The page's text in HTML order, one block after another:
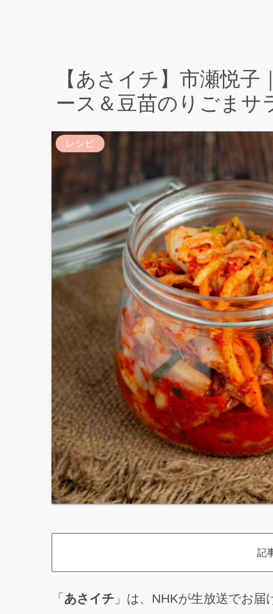
【あさイチ】市瀬悦
ース＆豆苗のりごまサ
レシピ
記
「 あさイチ 」は、NHKが生放送でお